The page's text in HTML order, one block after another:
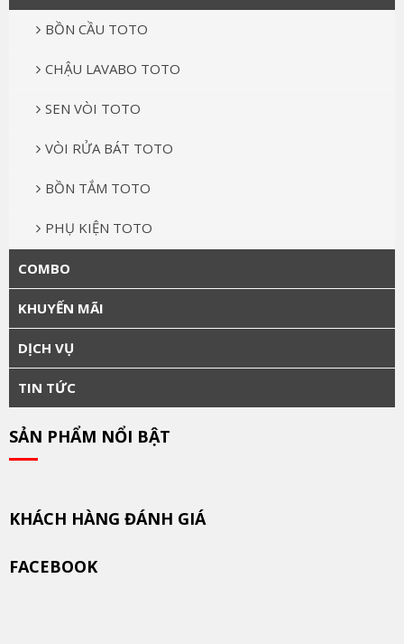
BỒN CẦU TOTO
CHẬU LAVABO TOTO
SEN VÒI TOTO
VÒI RỬA BÁT TOTO
BỒN TẮM TOTO
PHỤ KIỆN TOTO
COMBO
KHUYẾN MÃI
DỊCH VỤ
TIN TỨC
SẢN PHẨM NỔI BẬT
KHÁCH HÀNG ĐÁNH GIÁ
FACEBOOK